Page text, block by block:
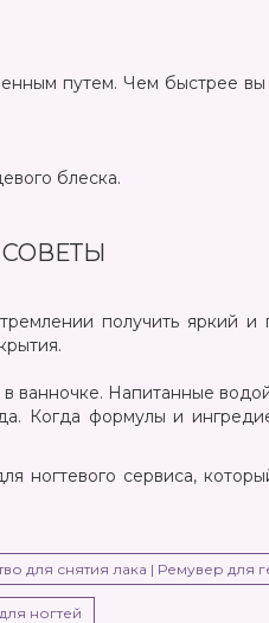
путем. Чем быстрее
блеска.
получить яркий
Напитанные
Когда формулы и
ногтевого сервиса,
для снятия лака | Ремувер для
ногтей